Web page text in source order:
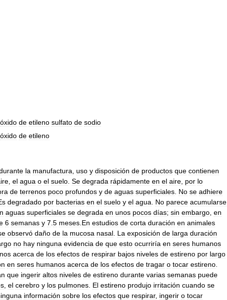
óxido de etileno sulfato de sodio
óxido de etileno
la manufactura uso y disposición de productos que contienen
el agua o el suelo Se degrada rápidamente en el aire por lo
de terrenos poco profundos y de aguas superficiales No se adhiere
degradado por bacterias en el suelo y el agua No parece acumularse
aguas superficiales se degrada en unos pocos días; sin embargo en
6 semanas y 7 5 meses En estudios de corta duración en animales
observó daño de la mucosa nasal La exposición de larga duración
no hay ninguna evidencia de que esto ocurriría en seres humanos
acerca de los efectos de respirar bajos niveles de estireno por largo
en seres humanos acerca de los efectos de tragar o tocar estireno
que ingerir altos niveles de estireno durante varias semanas puede
el cerebro y los pulmones El estireno produjo irritación cuando se
información sobre los efectos que respirar, ingerir o tocar